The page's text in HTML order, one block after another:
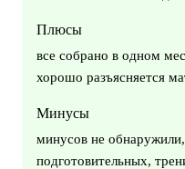
Плюсы
все собрано в одном
хорошо разъясняется
Минусы
минусов не
подготовительных,